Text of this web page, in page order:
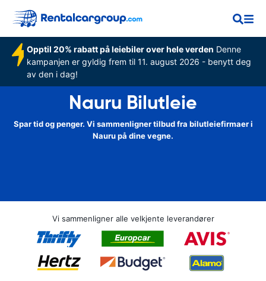
Opptil 20% rabatt på leiebiler over hele verden Denne
kampanjen er gyldig frem til 11. august 2026 - benytt deg
av den i dag!
Nauru Bilutleie
Spar tid og penger. Vi sammenligner tilbud fra bilutleiefirmaer i
Nauru på dine vegne.
Vi sammenligner alle velkjente leverandører